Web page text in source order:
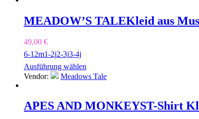
MEADOW’S TALEKleid aus
49,00 €
6-12m1-2j2-3j3-4j
Ausführung wählen
Vendor:
Meadows Tale
APES AND MONKEYST-Shirt